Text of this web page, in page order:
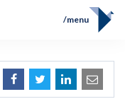
FR
menu